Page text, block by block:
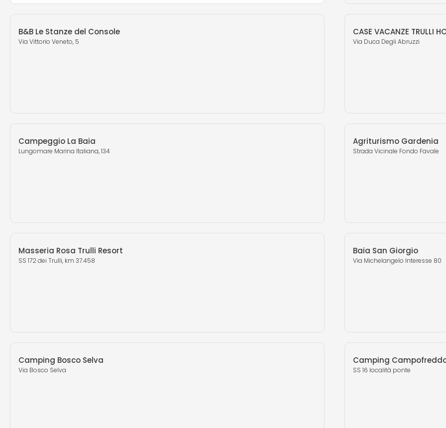
B&B Le Stanze del Console
Via Vittorio Veneto, 5
CASE VACANZE TRULLI
Via Duca Degli Abruzzi
Campeggio La Baia
Lungomare Marina Italiana, 134
Agriturismo Gardenia
Strada Vicinale Fondo Favale
Masseria Rosa Trulli Resort
SS 172 dei Trulli, km 37.458
Baia San Giorgio
Via Michelangelo Interesse 80
Camping Bosco Selva
Via Bosco Selva
Camping
SS 16 località ponte